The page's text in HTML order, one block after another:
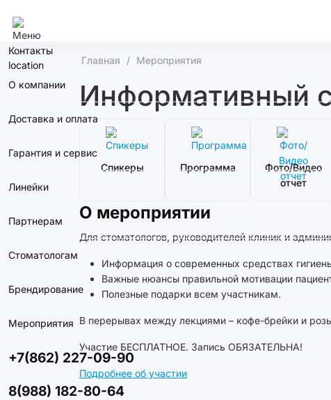
Контакты
О компании
Доставка и оплата
Гарантия и сервис
Линейки
Партнерам
Стоматологам
Брендирование
Мероприятия
+7(862) 227-09-90
8(988) 182-80-64
Главная Мероприятия
Информативный
Спикеры Программа
Фото/Видео
отчет
О мероприятии
Для стоматологов, руководителей клиник и
Информация о современных средствах
Важные нюансы правильной мотивации
Полезные подарки всем участникам.
В перерывах между лекциями – кофе-брейки и
Участие БЕСПЛАТНОЕ. Запись ОБЯЗАТЕЛЬНА!
Подробнее об участии